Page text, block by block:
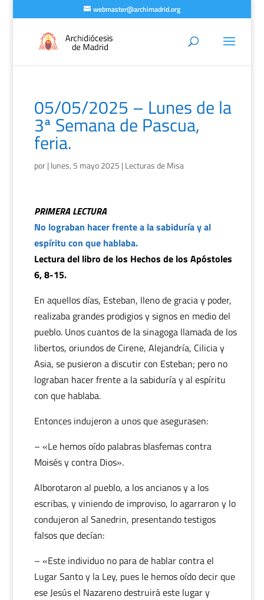
webmaster@archimadrid.org
05/05/2025 – Lunes de la
3ª Semana de Pascua,
feria.
por| lunes, 5 mayo 2025 | Lecturas de Misa
PRIMERA LECTURA
No lograban hacer frente a la sabiduría y al
espíritu con que hablaba.
Lectura del libro de los Hechos de los Apóstoles
6, 8-15.
En aquellos días, Esteban, lleno de gracia y poder,
realizaba grandes prodigios y signos en medio del
pueblo. Unos cuantos de la sinagoga llamada de los
libertos, oriundos de Cirene, Alejandría, Cilicia y
Asia, se pusieron a discutir con Esteban; pero no
lograban hacer frente a la sabiduría y al espíritu
con que hablaba.
Entonces indujeron a unos que asegurasen:
– «Le hemos oído palabras blasfemas contra
Moisés y contra Dios».
Alborotaron al pueblo, a los ancianos y a los
escribas, y viniendo de improviso, lo agarraron y lo
condujeron al Sanedrin, presentando testigos
falsos que decían:
– «Este individuo no para de hablar contra el
Lugar Santo y la Ley, pues le hemos oído decir que
ese Jesús el Nazareno destruirá este lugar y